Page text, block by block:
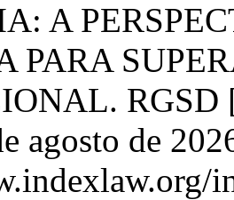
A
PARA
RGSD
agosto de